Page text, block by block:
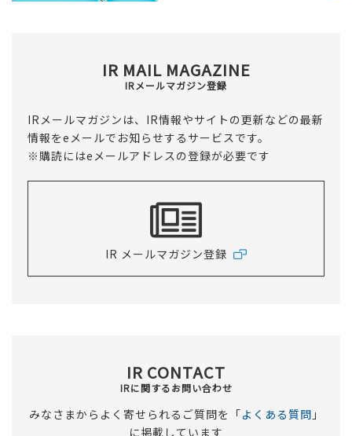
IR MAIL MAGAZINE
IRメールマガジン登録
IRメールマガジンは、IR情報やサイトの更新などの最新
情報をeメールでお知らせするサービスです。
※購読にはeメールアドレスの登録が必要です
IR メールマガジン登録
IR CONTACT
IRに関するお問い合わせ
みなさまからよく寄せられるご質問を「よくある質問 」
に掲載しています